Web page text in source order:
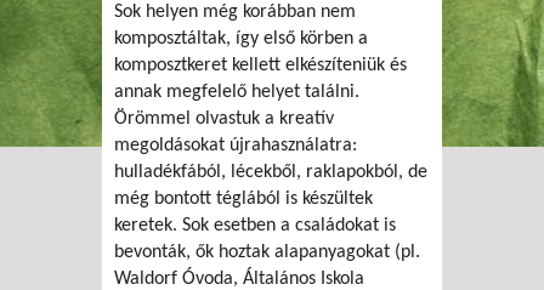
Sok helyen még korábban nem
komposztáltak, így első körben a
komposztkeret kellett elkészíteniük és
annak megfelelő helyet találni.
Örömmel olvastuk a kreatív
megoldásokat újrahasználatra:
hulladékfából, lécekből, raklapokból, de
még bontott téglából is készültek
keretek. Sok esetben a családokat is
bevonták, ők hoztak alapanyagokat (pl.
Waldorf Óvoda, Általános Iskola